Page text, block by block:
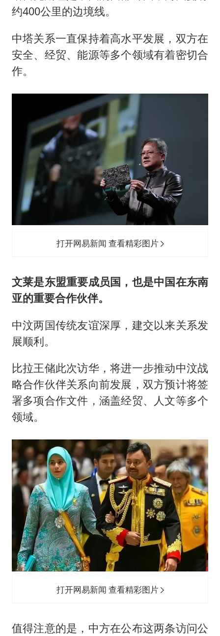
约400公里的边境线。
中塔关系一直保持着高水平发展，双方在
安全、经贸、能源等多个领域有着密切合
作。
打开网易新闻 查看精彩图片
文莱是东盟重要成员国，也是中国在东南
亚的重要合作伙伴。
中汶两国传统友谊深厚，建交以来关系发
展顺利。
比拉王储此次访华，将进一步推动中汶战
略合作伙伴关系向前发展，双方预计将签
署多项合作文件，涵盖经贸、人文等多个
领域。
打开网易新闻 查看精彩图片
值得注意的是，中方在公布这两条访问公